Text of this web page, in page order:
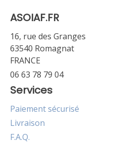
ASOIAF.FR
16, rue des Granges
63540 Romagnat
FRANCE
06 63 78 79 04
Services
Paiement sécurisé
Livraison
F.A.Q.